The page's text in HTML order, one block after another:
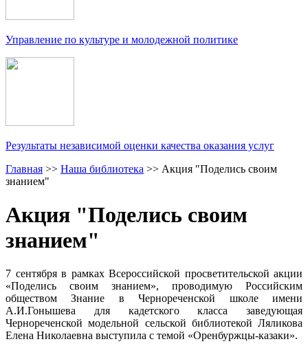
Управление по культуре и молодежной политике
Результаты независимой оценки качества оказания услуг
Главная >> Наша библиотека >> Акция "Поделись своим
знанием"
Акция "Поделись своим
знанием"
7 сентября в рамках Всероссийской просветительской акции
«Поделись своим знанием», проводимую Российским
обществом Знание в Чернореченской школе имени
А.И.Гонышева для кадетского класса заведующая
Чернореченской модельной сельской библиотекой Ляликова
Елена Николаевна выступила с темой «Оренбуржцы-казаки».